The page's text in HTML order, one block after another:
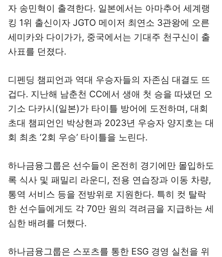
자 송민혁이 출격한다. 일본에서는 아마추어 세계랭
킹 1위 출신이자 JGTO 메이저 최연소 3관왕에 오른
세미카와 다이가가, 중국에서는 기대주 천구신이 출
사표를 던졌다.
디펜딩 챔피언과 역대 우승자들의 자존심 대결도 뜨
겁다. 지난해 남춘천 CC에서 생애 첫 승을 따냈던 오
기소 다카시(일본)가 타이틀 방어에 도전하며, 대회
초대 챔피언인 박상현과 2023년 우승자 양지호는 대
회 최초 ‘2회 우승’ 타이틀을 노린다.
하나금융그룹은 선수들이 온전히 경기에만 몰입하도
록 식사 및 패밀리 라운디, 전용 연습장과 이동 차량,
통역 서비스 등을 전방위로 지원한다. 특히 컷 탈락
한 선수들에게도 각 70만 원의 격려금을 지급하는 세
심한 배려를 더했다.
하나금융그룹은 스포츠를 통한 ESG 경영 실천을 위